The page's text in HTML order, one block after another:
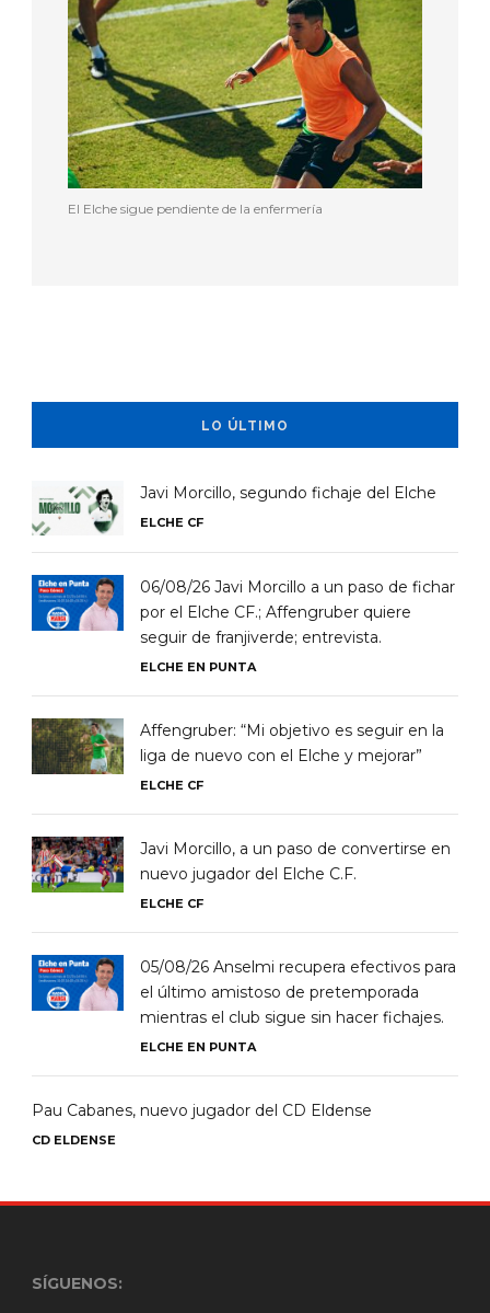
El Elche sigue pendiente de la enfermería
LO ÚLTIMO
Javi Morcillo, segundo fichaje del Elche
ELCHE CF
06/08/26 Javi Morcillo a un paso de fichar
por el Elche CF.; Affengruber quiere
seguir de franjiverde; entrevista.
ELCHE EN PUNTA
Affengruber: “Mi objetivo es seguir en la
liga de nuevo con el Elche y mejorar”
ELCHE CF
Javi Morcillo, a un paso de convertirse en
nuevo jugador del Elche C.F.
ELCHE CF
05/08/26 Anselmi recupera efectivos para
el último amistoso de pretemporada
mientras el club sigue sin hacer fichajes.
ELCHE EN PUNTA
Pau Cabanes, nuevo jugador del CD Eldense
CD ELDENSE
SÍGUENOS: